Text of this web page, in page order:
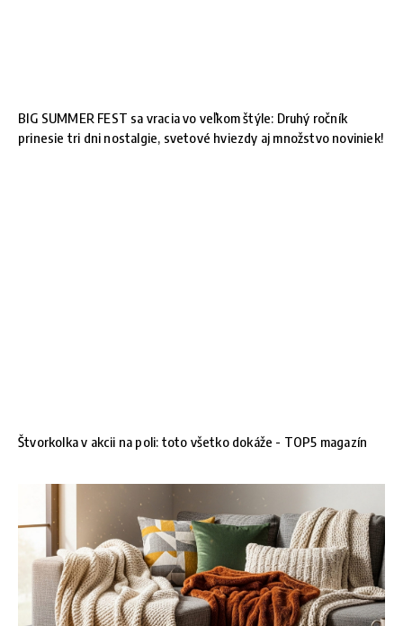
BIG SUMMER FEST sa vracia vo veľkom štýle: Druhý ročník
prinesie tri dni nostalgie, svetové hviezdy aj množstvo noviniek!
Štvorkolka v akcii na poli: toto všetko dokáže - TOP5 magazín